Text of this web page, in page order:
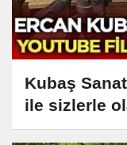
Kubaş
ile sizlerle